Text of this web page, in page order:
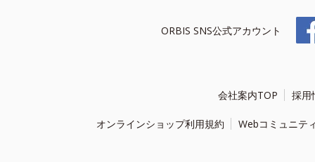
ORBIS SNS公式アカウント
会社案内TOP 採用
オンラインショップ利用規約 Webコミュニテ